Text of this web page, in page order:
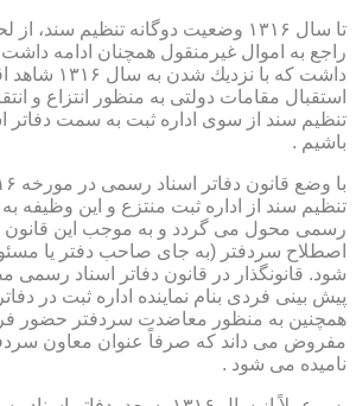
تا سال ۱۳۱۶ وضعیت دوگانه تنظیم
راجع به اموال غیرمنقول همچنان ادامه داشت
داشت كه با
استقبال مقامات دولتی به منظور انتزاع و
تنظیم سند از سوی اداره ثبت به سمت
باشیم .
تنظیم سند از اداره ثبت منتزع و این وظیفه به
رسمی محول می گردد و به موجب این قانون و
اصطلاح سردفتر (به جای صاحب دفتر یا
پیش بینی فردی بنام نماینده اداره ثبت در
همچنین به منظور معاضدت سردفتر حضور
مفروض می داند كه صرفاً عنوان معاون
نامیده می شود .